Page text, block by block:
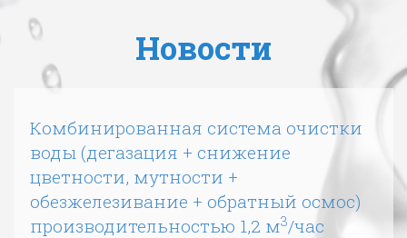
Новости
Комбинированная система очистки
воды (дегазация + снижение
цветности, мутности +
обезжелезивание + обратный осмос)
производительностью 1,2 м3/час